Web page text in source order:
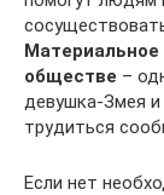
Материальное
обществе –
девушка-Змея и
трудиться
Если нет